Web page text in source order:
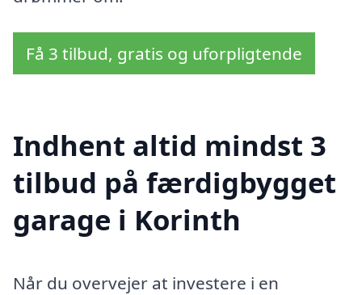
Få 3 tilbud, gratis og uforpligtende
Indhent altid mindst 3
tilbud på færdigbygget
garage i Korinth
Når du overvejer at investere i en